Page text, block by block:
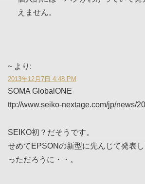
えません。
~ より:
2013年12月7日 4:48 PM
SOMA GlobalONE
ttp://www.seiko-nextage.com/jp/news/
SEIKO初？だそうです。
せめてEPSONの新型に先んじて発表
っただろうに・・。